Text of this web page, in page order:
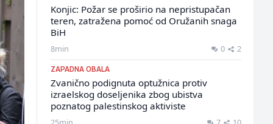
Konjic: Požar se proširio na nepristupačan
teren, zatražena pomoć od Oružanih snaga
BiH
8min 0 2
ZAPADNA OBALA
Zvanično podignuta optužnica protiv
izraelskog doseljenika zbog ubistva
poznatog palestinskog aktiviste